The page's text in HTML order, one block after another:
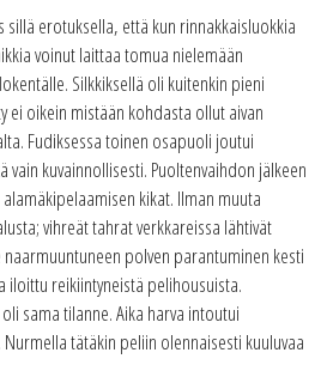
erotuksella, että kun rinnakkaisluokkia
voinut laittaa tomua nielemään
Silkkiksellä oli kuitenkin pieni
ei oikein mistään kohdasta ollut aivan
Fudiksessa toinen osapuoli joutui
vain kuvainnollisesti. Puoltenvaihdon jälkeen
kikat. Ilman muuta
vihreät tahrat verkkareissa lähtivät
naarmuuntuneen polven parantuminen kesti
iloittu reikiintyneistä pelihousuista.
sama tilanne. Aika harva intoutui
tätäkin peliin olennaisesti kuuluvaa